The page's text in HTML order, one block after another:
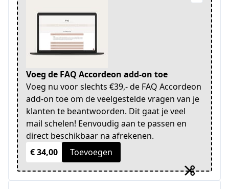
Voeg de FAQ Accordeon add-on toe
Voeg nu voor slechts €39,- de FAQ Accordeon
add-on toe om de veelgestelde vragen van je
klanten te beantwoorden. Dit gaat je veel
mail schelen! Eenvoudig aan te passen en
direct beschikbaar na afrekenen.
€ 34,00
Toevoegen